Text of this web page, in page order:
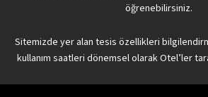
öğrenebilirsiniz.
Sitemizde yer alan tesis özellikleri
kullanım saatleri dönemsel olarak Otel’ler